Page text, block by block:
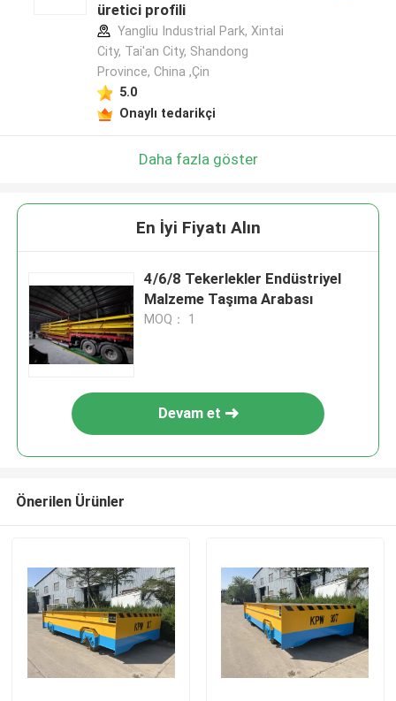
üretici profili
Yangliu Industrial Park, Xintai
City, Tai'an City, Shandong
Province, China ,Çin
5.0
Onaylı tedarikçi
Daha fazla göster
En İyi Fiyatı Alın
4/6/8 Tekerlekler Endüstriyel
Malzeme Taşıma Arabası
MOQ： 1
Devam et
Önerilen Ürünler